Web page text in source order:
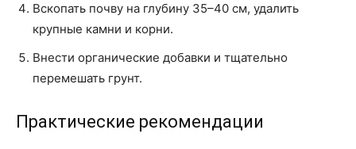
Вскопать почву на глубину 35–40 см, удалить
крупные камни и корни.
Внести органические добавки и тщательно
перемешать грунт.
Практические рекомендации